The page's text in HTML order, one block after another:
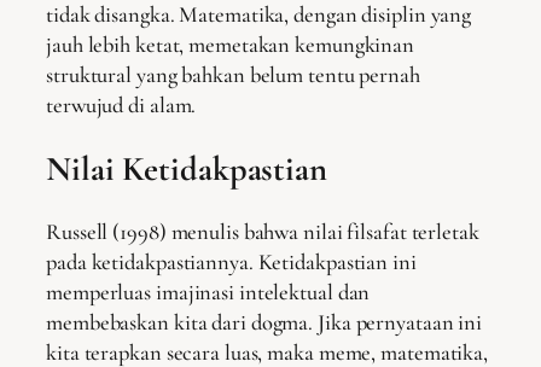
tidak disangka. Matematika, dengan disiplin yang
jauh lebih ketat, memetakan kemungkinan
struktural yang bahkan belum tentu pernah
terwujud di alam.
Nilai Ketidakpastian
Russell (1998) menulis bahwa nilai filsafat terletak
pada ketidakpastiannya. Ketidakpastian ini
memperluas imajinasi intelektual dan
membebaskan kita dari dogma. Jika pernyataan ini
kita terapkan secara luas, maka meme, matematika,